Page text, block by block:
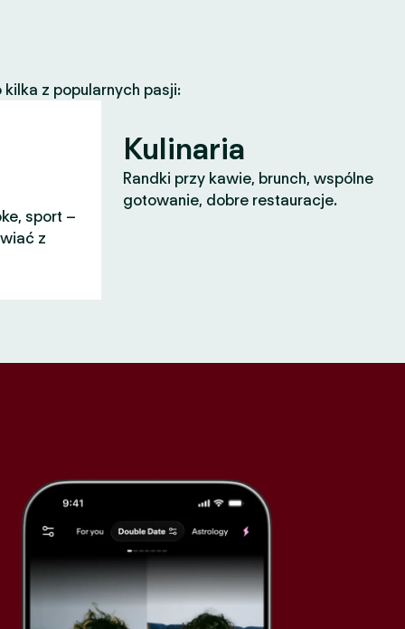
z popularnych pasji:
sport –
z
Kulinaria
Randki przy kawie, brunch, wspólne
gotowanie, dobre restauracje.